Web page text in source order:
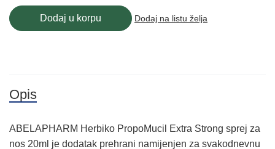
Dodaj u korpu Dodaj na listu želja
Opis
ABELAPHARM Herbiko PropoMucil Extra Strong sprej za
nos 20ml je dodatak prehrani namijenjen za svakodnevnu